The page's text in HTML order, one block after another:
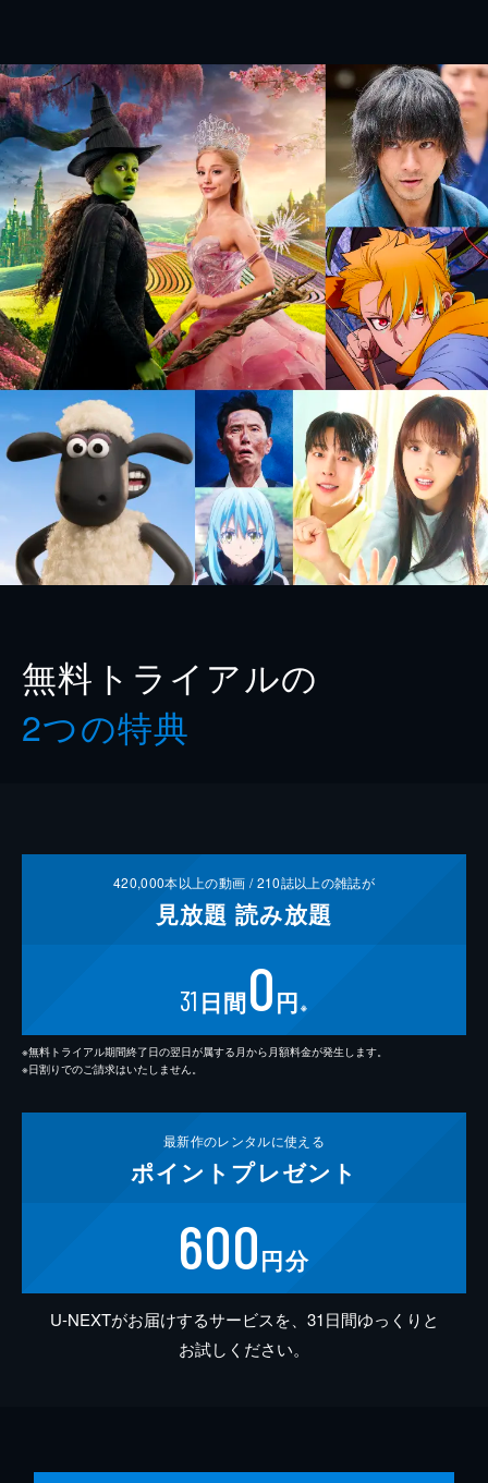
無料トライアルの
2つの特典
420,000本以上の動画 /210誌以上の雑誌が
見放題 読み放題
31 日間0円 ※
※無料トライアル期間終了日の翌日が属する月から月額料金が発生します。
※日割りでのご請求はいたしません。
最新作のレンタルに使える
ポイント プレゼント
600円分
U-NEXTがお届けするサービスを、31日間ゆっくりと
お試しください。